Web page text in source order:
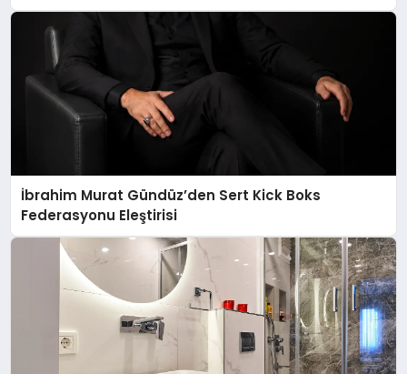
İbrahim Murat Gündüz’den Sert Kick Boks
Federasyonu Eleştirisi